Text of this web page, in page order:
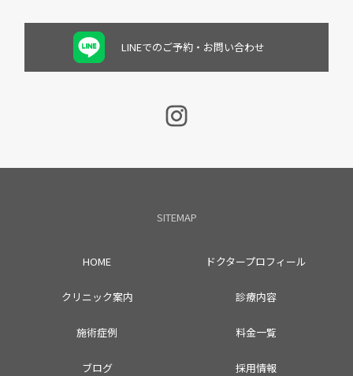
LINEでのご予約・お問い合わせ
SITEMAP
HOME ドクタープロフィール
クリニック案内 診療内容
施術症例 料金一覧
ブログ 採用情報